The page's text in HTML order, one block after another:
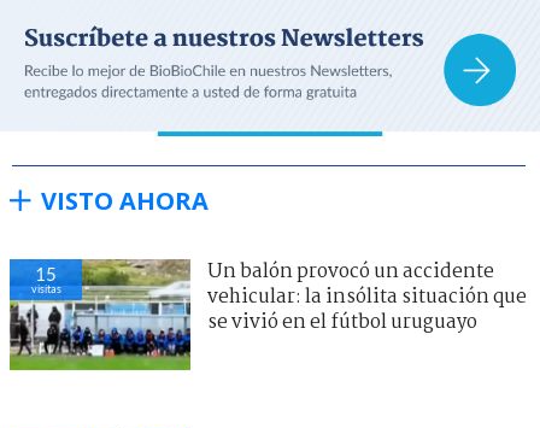
VISTO AHORA
15
visitas
Un balón provocó un accidente
vehicular: la insólita situación que
se vivió en el fútbol uruguayo